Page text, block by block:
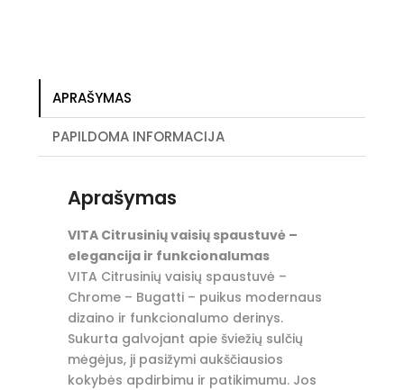
APRAŠYMAS
PAPILDOMA INFORMACIJA
Aprašymas
VITA Citrusinių vaisių spaustuvė –
elegancija ir funkcionalumas
VITA Citrusinių vaisių spaustuvė –
Chrome – Bugatti – puikus modernaus
dizaino ir funkcionalumo derinys.
Sukurta galvojant apie šviežių sulčių
mėgėjus, ji pasižymi aukščiausios
kokybės apdirbimu ir patikimumu. Jos